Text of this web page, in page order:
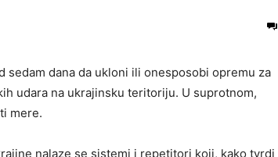
dana da ukloni ili onesposobi opremu za
udara na ukrajinsku teritoriju. U suprotnom,
mere.
nalaze se sistemi i repetitori koji, kako tvrdi